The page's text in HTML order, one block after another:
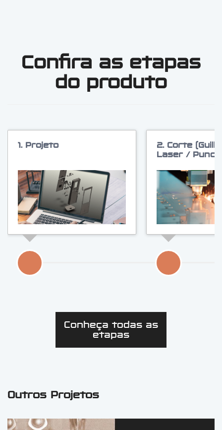
Confira as etapas
do produto
1. Projeto
2. Corte
Laser /
Conheça todas as
etapas
Outros Projetos